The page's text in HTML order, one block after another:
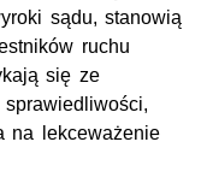
sądu, stanowią
ruchu
się ze
na lekceważenie